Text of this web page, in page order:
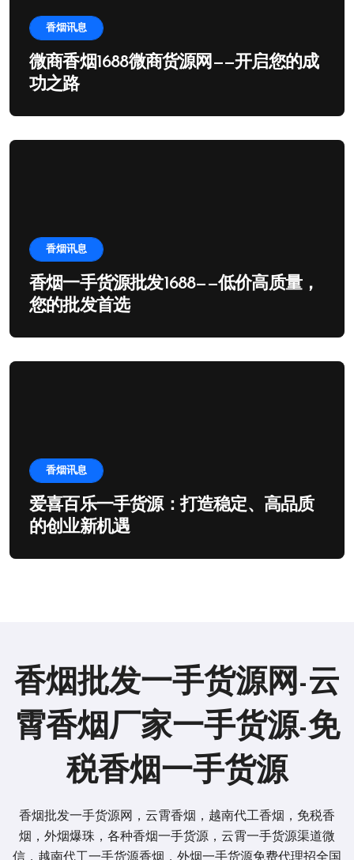
香烟讯息
微商香烟1688微商货源网——开启您的成
功之路
香烟讯息
香烟一手货源批发1688——低价高质量，
您的批发首选
香烟讯息
爱喜百乐一手货源：打造稳定、高品质
的创业新机遇
香烟批发一手货源网-云
霄香烟厂家一手货源-免
税香烟一手货源
香烟批发一手货源网，云霄香烟，越南代工香烟，免税香
烟，外烟爆珠，各种香烟一手货源，云霄一手货源渠道微